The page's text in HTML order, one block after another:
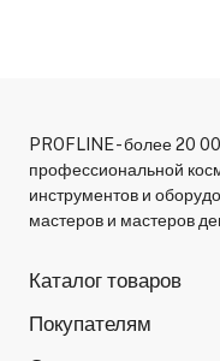
PROFLINE - более 20
профессиональной
инструментов и
мастеров и мастеров
Каталог товаров
Покупателям